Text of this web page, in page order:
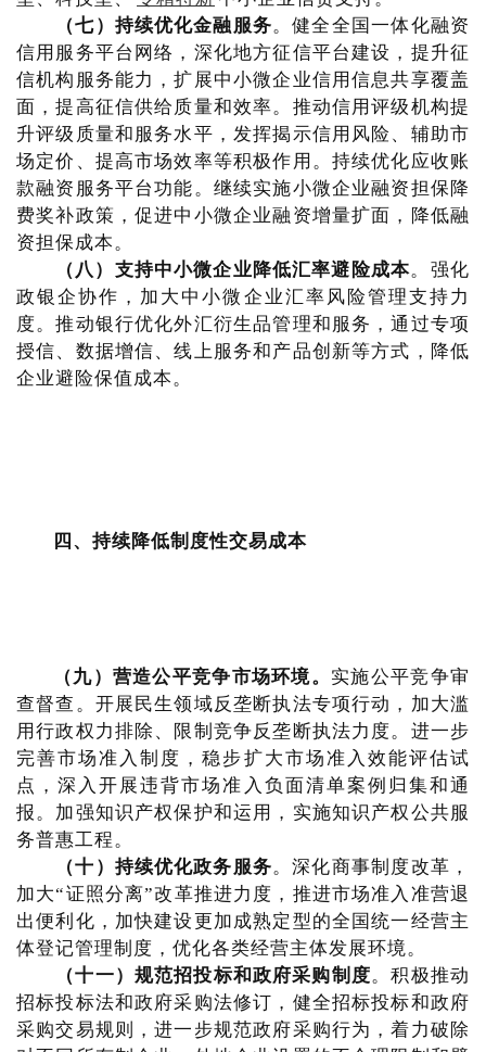
（七）持续优化金融服务。健全全国一体化融资
信用服务平台网络，深化地方征信平台建设，提升征
信机构服务能力，扩展中小微企业信用信息共享覆盖
面，提高征信供给质量和效率。推动信用评级机构提
升评级质量和服务水平，发挥揭示信用风险、辅助市
场定价、提高市场效率等积极作用。持续优化应收账
款融资服务平台功能。继续实施小微企业融资担保降
费奖补政策，促进中小微企业融资增量扩面，降低融
资担保成本。
（八）支持中小微企业降低汇率避险成本。强化
政银企协作，加大中小微企业汇率风险管理支持力
度。推动银行优化外汇衍生品管理和服务，通过专项
授信、数据增信、线上服务和产品创新等方式，降低
企业避险保值成本。
四、持续降低制度性交易成本
（九）营造公平竞争市场环境。 实施公平竞争审
查督查。开展民生领域反垄断执法专项行动，加大滥
用行政权力排除、限制竞争反垄断执法力度。进一步
完善市场准入制度，稳步扩大市场准入效能评估试
点，深入开展违背市场准入负面清单案例归集和通
报。加强知识产权保护和运用，实施知识产权公共服
务普惠工程。
（十）持续优化政务服务。深化商事制度改革，
加大“证照分离”改革推进力度，推进市场准入准营退
出便利化，加快建设更加成熟定型的全国统一经营主
体登记管理制度，优化各类经营主体发展环境。
（十一）规范招投标和政府采购制度。积极推动
招标投标法和政府采购法修订，健全招标投标和政府
采购交易规则，进一步规范政府采购行为，着力破除